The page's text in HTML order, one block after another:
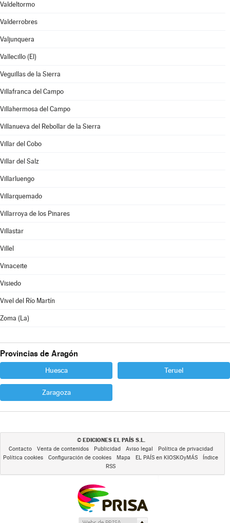
Valdeltormo
Valderrobres
Valjunquera
Vallecillo (El)
Veguillas de la Sierra
Villafranca del Campo
Villahermosa del Campo
Villanueva del Rebollar de la Sierra
Villar del Cobo
Villar del Salz
Villarluengo
Villarquemado
Villarroya de los Pinares
Villastar
Villel
Vinaceite
Visiedo
Vivel del Río Martín
Zoma (La)
Provincias de Aragón
Huesca Teruel
Zaragoza
© EDICIONES EL PAÍS S.L.
Contacto Venta de contenidos Publicidad Aviso legal
Política de privacidad
Política cookies
Configuración de cookies Mapa EL PAÍS en KIOSKOyMÁS
Índice
RSS